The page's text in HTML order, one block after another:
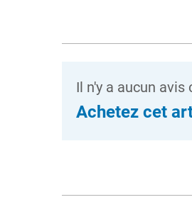
Il n'y a aucun
Achetez cet